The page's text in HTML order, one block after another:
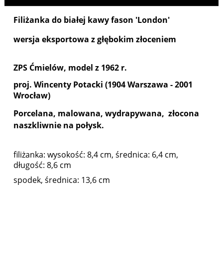
Filiżanka do białej kawy fason 'London'
wersja eksportowa z głębokim złoceniem
ZPS Ćmielów, model z 1962 r.
proj. Wincenty Potacki (1904 Warszawa - 2001
Wrocław)
Porcelana, malowana, wydrapywana, złocona
naszkliwnie na połysk.
filiżanka: wysokość: 8,4 cm, średnica: 6,4 cm,
długość: 8,6 cm
spodek, średnica: 13,6 cm